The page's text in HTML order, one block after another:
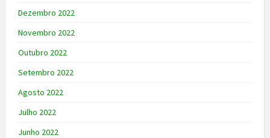
Dezembro 2022
Novembro 2022
Outubro 2022
Setembro 2022
Agosto 2022
Julho 2022
Junho 2022